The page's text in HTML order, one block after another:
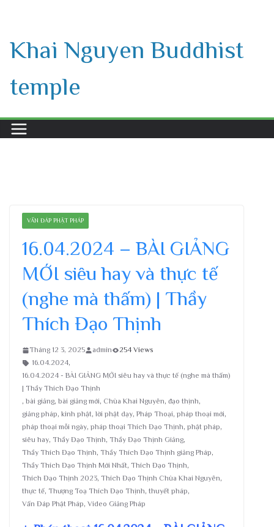
content
Khai Nguyen Buddhist
temple
VẤN ĐÁP PHẬT PHÁP
16.04.2024 – BÀI GIẢNG
MỚI siêu hay và thực tế
(nghe mà thấm) | Thầy
Thích Đạo Thịnh
Tháng 12 3, 2025 admin
254 Views
16.04.2024,
16.04.2024 - BÀI GIẢNG MỚI siêu hay và thực tế (nghe mà thấm)
| Thầy Thích Đạo Thịnh
, bài giảng, bài giảng mới, Chùa Khai Nguyên, đạo thịnh,
giảng pháp, kinh phật, lời phật dạy, Pháp Thoại, pháp thoại mới,
pháp thoại mỗi ngày, pháp thoại Thích Đạo Thịnh, phật pháp,
siêu hay, Thầy Đạo Thịnh, Thầy Đạo Thịnh Giảng,
Thầy Thích Đạo Thịnh, Thầy Thích Đạo Thịnh giảng Pháp,
Thầy Thích Đạo Thịnh Mới Nhất, Thích Đạo Thịnh,
Thích Đạo Thịnh 2023, Thích Đạo Thịnh Chùa Khai Nguyên,
thực tế, Thượng Toạ Thích Đạo Thịnh, thuyết pháp,
Vấn Đáp Phật Pháp, Video Giảng Pháp